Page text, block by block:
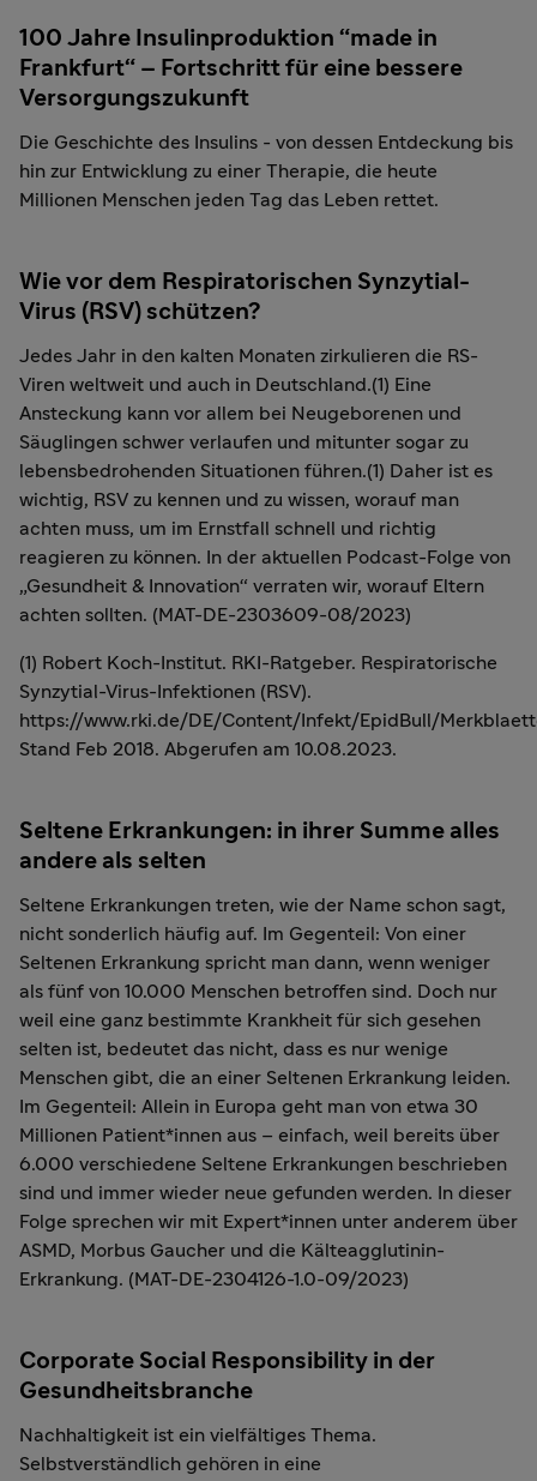
100 Jahre Insulinproduktion “made in
Frankfurt“ – Fortschritt für eine bessere
Versorgungszukunft
Die Geschichte des Insulins - von dessen Entdeckung bis
hin zur Entwicklung zu einer Therapie, die heute
Millionen Menschen jeden Tag das Leben rettet.
Wie vor dem Respiratorischen Synzytial-
Virus (RSV) schützen?
Jedes Jahr in den kalten Monaten zirkulieren die RS-
Viren weltweit und auch in Deutschland.(1) Eine
Ansteckung kann vor allem bei Neugeborenen und
Säuglingen schwer verlaufen und mitunter sogar zu
lebensbedrohenden Situationen führen.(1) Daher ist es
wichtig, RSV zu kennen und zu wissen, worauf man
achten muss, um im Ernstfall schnell und richtig
reagieren zu können. In der aktuellen Podcast-Folge von
„Gesundheit & Innovation“ verraten wir, worauf Eltern
achten sollten. (MAT-DE-2303609-08/2023)
(1) Robert Koch-Institut. RKI-Ratgeber. Respiratorische
Synzytial-Virus-Infektionen (RSV).
https://www.rki.de/DE/Content/Infekt/EpidBull/
Stand Feb 2018. Abgerufen am 10.08.2023.
Seltene Erkrankungen: in ihrer Summe alles
andere als selten
Seltene Erkrankungen treten, wie der Name schon sagt,
nicht sonderlich häufig auf. Im Gegenteil: Von einer
Seltenen Erkrankung spricht man dann, wenn weniger
als fünf von 10.000 Menschen betroffen sind. Doch nur
weil eine ganz bestimmte Krankheit für sich gesehen
selten ist, bedeutet das nicht, dass es nur wenige
Menschen gibt, die an einer Seltenen Erkrankung leiden.
Im Gegenteil: Allein in Europa geht man von etwa 30
Millionen Patient*innen aus – einfach, weil bereits über
6.000 verschiedene Seltene Erkrankungen beschrieben
sind und immer wieder neue gefunden werden. In dieser
Folge sprechen wir mit Expert*innen unter anderem über
ASMD, Morbus Gaucher und die Kälteagglutinin-
Erkrankung. (MAT-DE-2304126-1.0-09/2023)
Corporate Social Responsibility in der
Gesundheitsbranche
Nachhaltigkeit ist ein vielfältiges Thema.
Selbstverständlich gehören in eine